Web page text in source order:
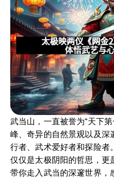
武当山，一直被誉为“天下
峰、奇异的自然景观以及深
行者、武术爱好者和探险者
仅仅是太极阴阳的哲思，更
带你走入武当的深邃世界，